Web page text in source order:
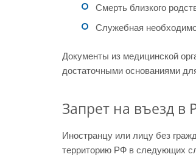
Смерть близкого
Служебная
Документы из медицинской
достаточными основаниями
Запрет на въезд в
Иностранцу или лицу без
территорию РФ в следующих